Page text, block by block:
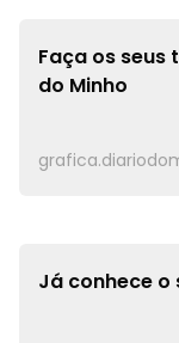
Faça os seus
do Minho
Já conhece o